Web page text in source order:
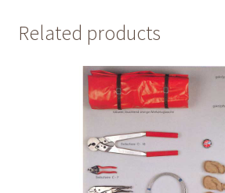
Related products